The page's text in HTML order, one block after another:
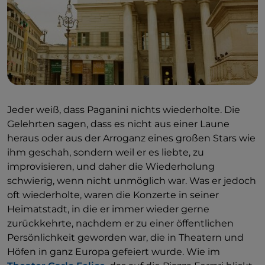
philharmonisches Genie, das seinesgleichen sucht
und zu Recht als Wunder unserer Zeit gilt “. Bei dem
Konzert war auch der König von Sardinien, Carlo
Felice, anwesend, derselbe König, dem er zwei Jahre
zuvor während eines Konzerts in Turin den Satz
gesagt hatte, an den sich viele erinnern :„Paganini
Jeder weiß, dass Paganini nichts wiederholte. Die
Gelehrten sagen, dass es nicht aus einer Laune
heraus oder aus der Arroganz eines großen Stars wie
ihm geschah, sondern weil er es liebte, zu
improvisieren, und daher die Wiederholung
schwierig, wenn nicht unmöglich war. Was er jedoch
oft wiederholte, waren die Konzerte in seiner
Heimatstadt, in die er immer wieder gerne
zurückkehrte, nachdem er zu einer öffentlichen
Persönlichkeit geworden war, die in Theatern und
Höfen in ganz Europa gefeiert wurde. Wie im